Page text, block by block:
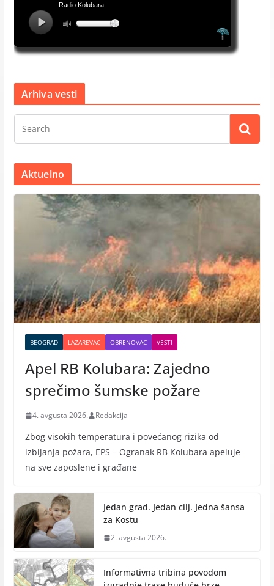
Arhiva vesti
Aktuelno
BEOGRAD LAZAREVAC OBRENOVAC VESTI
Apel RB Kolubara: Zajedno
sprečimo šumske požare
4. avgusta 2026. Redakcija
Zbog visokih temperatura i povećanog rizika od
izbijanja požara, EPS – Ogranak RB Кolubara apeluje
na sve zaposlene i građane
Jedan grad. Jedan cilj. Jedna šansa
za Kostu
2. avgusta 2026.
Informativna tribina povodom